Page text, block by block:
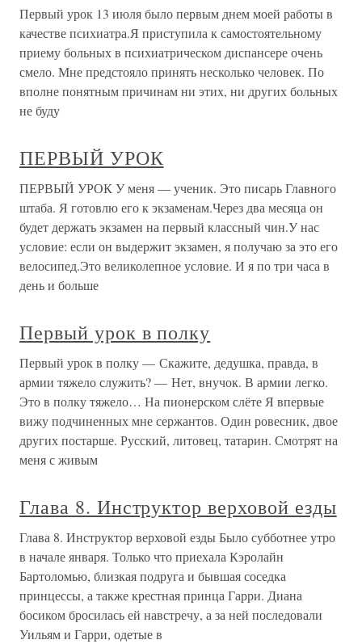
Первый урок 13 июля было первым днем моей работы в
качестве психиатра.Я приступила к самостоятельному
приему больных в психиатрическом диспансере очень
смело. Мне предстояло принять несколько человек. По
вполне понятным причинам ни этих, ни других больных
не буду
ПЕРВЫЙ УРОК
ПЕРВЫЙ УРОК У меня — ученик. Это писарь Главного
штаба. Я готовлю его к экзаменам.Через два месяца он
будет держать экзамен на первый классный чин.У нас
условие: если он выдержит экзамен, я получаю за это его
велосипед.Это великолепное условие. И я по три часа в
день и больше
Первый урок в полку
Первый урок в полку — Скажите, дедушка, правда, в
армии тяжело служить? — Нет, внучок. В армии легко.
Это в полку тяжело… На пионерском слёте Я впервые
вижу подчиненных мне сержантов. Один ровесник, двое
других постарше. Русский, литовец, татарин. Смотрят на
меня с живым
Глава 8. Инструктор верховой езды
Глава 8. Инструктор верховой езды Было субботнее утро
в начале января. Только что приехала Кэролайн
Бартоломью, близкая подруга и бывшая соседка
принцессы, а также крестная принца Гарри. Диана
босиком бросилась ей навстречу, а за ней последовали
Уильям и Гарри, одетые в